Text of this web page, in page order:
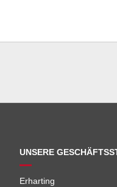
UNSERE
Erharting